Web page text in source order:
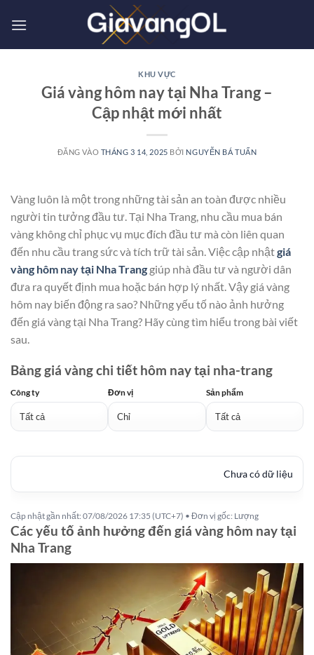
qua
KHU VỰC
Giá vàng hôm nay tại Nha Trang –
Cập nhật mới nhất
ĐĂNG VÀO THÁNG 3 14, 2025 BỞI NGUYỄN BÁ TUẤN
Vàng luôn là một trong những tài sản an toàn được nhiều
người tin tưởng đầu tư. Tại Nha Trang, nhu cầu mua bán
vàng không chỉ phục vụ mục đích đầu tư mà còn liên quan
đến nhu cầu trang sức và tích trữ tài sản. Việc cập nhậtgiá
vàng hôm nay tại Nha Trang giúp nhà đầu tư và người dân
đưa ra quyết định mua hoặc bán hợp lý nhất. Vậy giá vàng
hôm nay biến động ra sao? Những yếu tố nào ảnh hưởng
đến giá vàng tại Nha Trang? Hãy cùng tìm hiểu trong bài viết
sau.
Bảng giá vàng chi tiết hôm nay tại nha-trang
Công ty Đơn vị Sản phẩm
Chưa có dữ liệu
Cập nhật gần nhất: 07/08/2026 17:35 (UTC+7) • Đơn vị gốc: Lượng
Các yếu tố ảnh hưởng đến giá vàng hôm nay tại
Nha Trang